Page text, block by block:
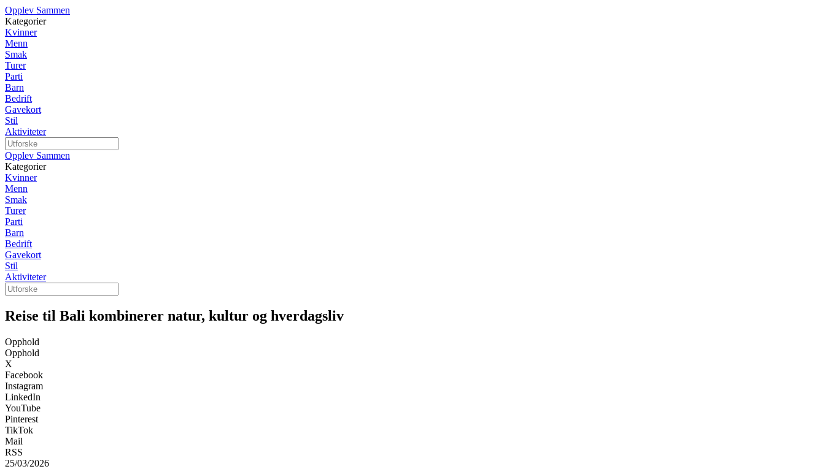
Opplev Sammen
Kategorier
Kvinner
Menn
Smak
Turer
Parti
Barn
Bedrift
Gavekort
Stil
Aktiviteter
Opplev Sammen
Kategorier
Kvinner
Menn
Smak
Turer
Parti
Barn
Bedrift
Gavekort
Stil
Aktiviteter
Reise til Bali kombinerer natur, kultur og hverdagsliv
Opphold
Opphold
X
Facebook
Instagram
LinkedIn
YouTube
Pinterest
TikTok
Mail
RSS
25/03/2026